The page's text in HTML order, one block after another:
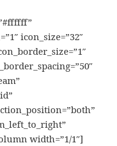
icon_size=”32″
width=”1/1″]